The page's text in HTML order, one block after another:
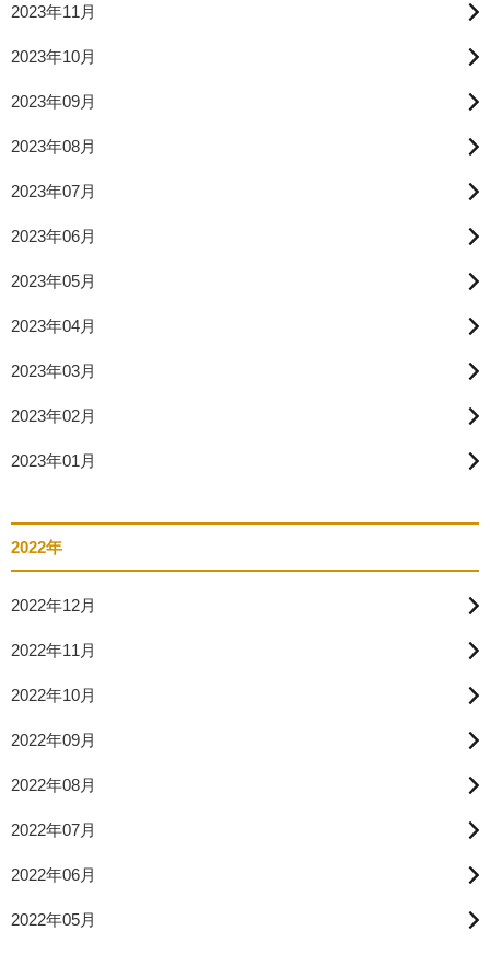
2023年11月
2023年10月
2023年09月
2023年08月
2023年07月
2023年06月
2023年05月
2023年04月
2023年03月
2023年02月
2023年01月
2022年
2022年12月
2022年11月
2022年10月
2022年09月
2022年08月
2022年07月
2022年06月
2022年05月